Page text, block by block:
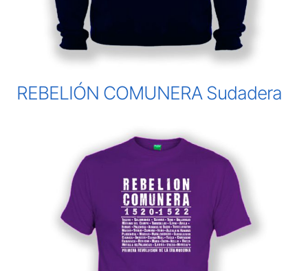
REBELIÓN COMUNERA Sudadera